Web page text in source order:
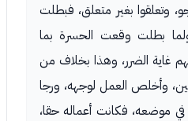
وتعلقوا بغير متعلق، فبطلت
ولما بطلت وقعت الحسرة بما
غاية الضرر، وهذا بخلاف من
وأخلص العمل لوجهه، ورجا
موضعه، فكانت أعماله حقا،